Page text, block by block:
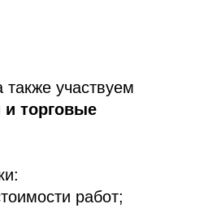
также участвуем
торговые
работ;